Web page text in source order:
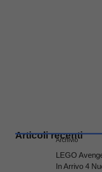
Articoli recenti
Archivio
LEGO
In Arrivo 4